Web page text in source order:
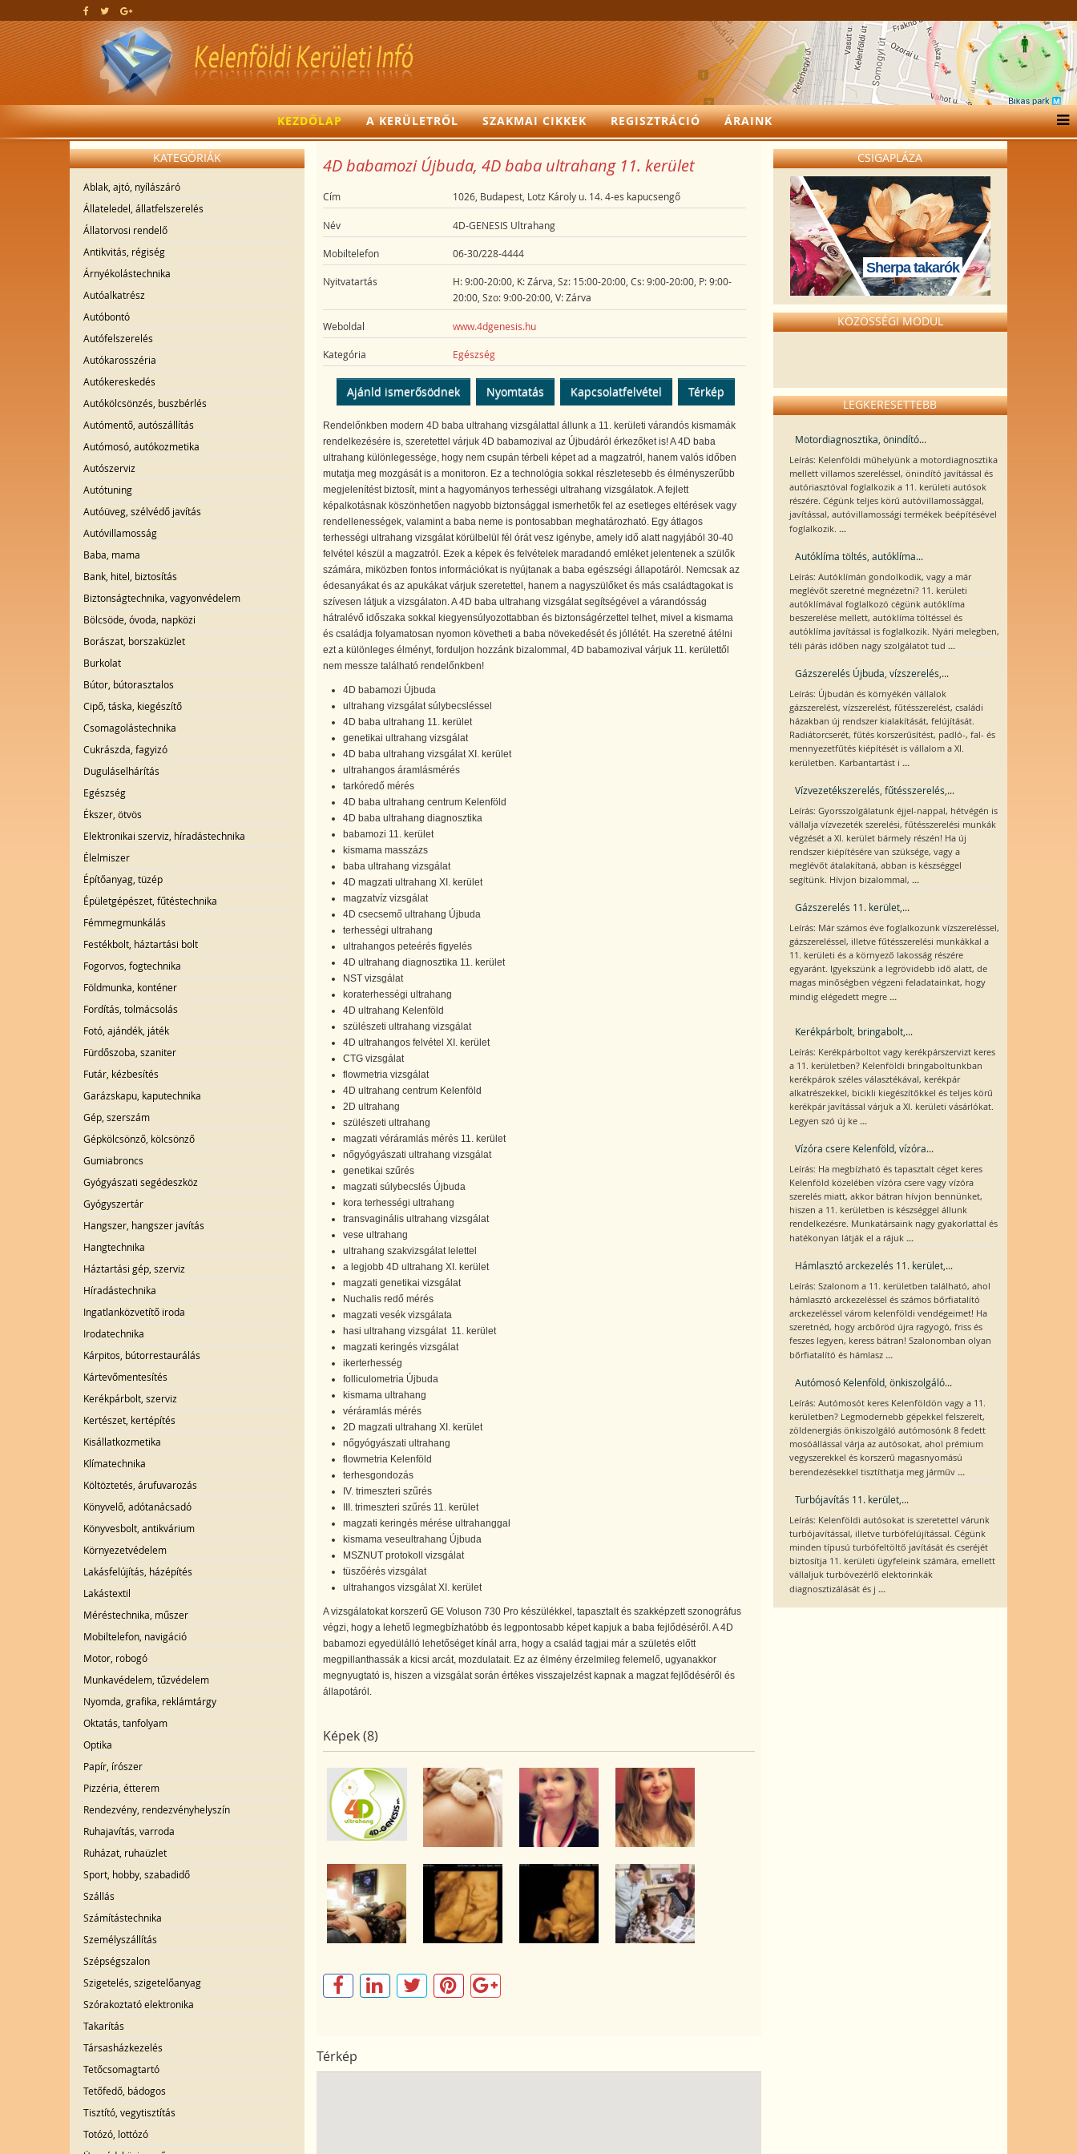
KEZDŐLAP A KERÜLETRŐL SZAKMAI CIKKEK REGISZTRÁCIÓ ÁRAINK
KATEGÓRIÁK
Ablak, ajtó, nyílászáró
Állateledel, állatfelszerelés
Állatorvosi rendelő
Antikvitás, régiség
Árnyékolástechnika
Autóalkatrész
Autóbontó
Autófelszerelés
Autókarosszéria
Autókereskedés
Autókölcsönzés, buszbérlés
Autómentő, autószállítás
Autómosó, autókozmetika
Autószerviz
Autótuning
Autóüveg, szélvédő javítás
Autóvillamosság
Baba, mama
Bank, hitel, biztosítás
Biztonságtechnika, vagyonvédelem
Bölcsöde, óvoda, napközi
Borászat, borszaküzlet
Burkolat
Bútor, bútorasztalos
Cipő, táska, kiegészítő
Csomagolástechnika
Cukrászda, fagyizó
Duguláselhárítás
Egészség
Ékszer, ötvös
Elektronikai szerviz, híradástechnika
Élelmiszer
Építőanyag, tüzép
Épületgépészet, fűtéstechnika
Fémmegmunkálás
Festékbolt, háztartási bolt
Fogorvos, fogtechnika
Földmunka, konténer
Fordítás, tolmácsolás
Fotó, ajándék, játék
Fürdőszoba, szaniter
Futár, kézbesítés
Garázskapu, kaputechnika
Gép, szerszám
Gépkölcsönző, kölcsönző
Gumiabroncs
Gyógyászati segédeszköz
Gyógyszertár
Hangszer, hangszer javítás
Hangtechnika
Háztartási gép, szerviz
Híradástechnika
Ingatlanközvetítő iroda
Irodatechnika
Kárpitos, bútorrestaurálás
Kártevőmentesítés
Kerékpárbolt, szerviz
Kertészet, kertépítés
Kisállatkozmetika
Klímatechnika
Költöztetés, árufuvarozás
Könyvelő, adótanácsadó
Könyvesbolt, antikvárium
Környezetvédelem
Lakásfelújítás, házépítés
Lakástextil
Méréstechnika, műszer
Mobiltelefon, navigáció
Motor, robogó
Munkavédelem, tűzvédelem
Nyomda, grafika, reklámtárgy
Oktatás, tanfolyam
Optika
Papír, írószer
Pizzéria, étterem
Rendezvény, rendezvényhelyszín
Ruhajavítás, varroda
Ruházat, ruhaüzlet
Sport, hobby, szabadidő
Szállás
Számítástechnika
Személyszállítás
Szépségszalon
Szigetelés, szigetelőanyag
Szórakoztató elektronika
Takarítás
Társasházkezelés
Tetőcsomagtartó
Tetőfedő, bádogos
Tisztító, vegytisztítás
Totózó, lottózó
4D babamozi Újbuda, 4D baba ultrahang 11. kerület
Cím 1026, Budapest, Lotz Károly u. 14. 4-es kapucsengő
Név 4D-GENESIS Ultrahang
Mobiltelefon 06-30/228-4444
Nyitvatartás
H: 9:00-20:00, K: Zárva, Sz: 15:00-20:00, Cs: 9:00-20:00, P: 9:00-
20:00, Szo: 9:00-20:00, V: Zárva
Weboldal www.4dgenesis.hu
Kategória Egészség
Ajánld ismerősödnek Nyomtatás Kapcsolatfelvétel Térkép
Rendelőnkben modern 4D baba ultrahang vizsgálattal állunk a 11. kerületi várandós kismamák
rendelkezésére is, szeretettel várjuk 4D babamozival az Újbudáról érkezőket is! A 4D baba
ultrahang különlegessége, hogy nem csupán térbeli képet ad a magzatról, hanem valós időben
mutatja meg mozgását is a monitoron. Ez a technológia sokkal részletesebb és élményszerűbb
megjelenítést biztosít, mint a hagyományos terhességi ultrahang vizsgálatok. A fejlett
képalkotásnak köszönhetően nagyobb biztonsággal ismerhetők fel az esetleges eltérések vagy
rendellenességek, valamint a baba neme is pontosabban meghatározható. Egy átlagos
terhességi ultrahang vizsgálat körülbelül fél órát vesz igénybe, amely idő alatt nagyjából 30-40
felvétel készül a magzatról. Ezek a képek és felvételek maradandó emléket jelentenek a szülők
számára, miközben fontos információkat is nyújtanak a baba egészségi állapotáról. Nemcsak az
édesanyákat és az apukákat várjuk szeretettel, hanem a nagyszülőket és más családtagokat is
szívesen látjuk a vizsgálaton. A 4D baba ultrahang vizsgálat segítségével a várandósság
hátralévő időszaka sokkal kiegyensúlyozottabban és biztonságérzettel telhet, mivel a kismama
és családja folyamatosan nyomon követheti a baba növekedését és jóllétét. Ha szeretné átélni
ezt a különleges élményt, forduljon hozzánk bizalommal, 4D babamozival várjuk 11. kerülettől
nem messze található rendelőnkben!
4D babamozi Újbuda
ultrahang vizsgálat súlybecsléssel
4D baba ultrahang 11. kerület
genetikai ultrahang vizsgálat
4D baba ultrahang vizsgálat XI. kerület
ultrahangos áramlásmérés
tarkóredő mérés
4D baba ultrahang centrum Kelenföld
4D baba ultrahang diagnosztika
babamozi 11. kerület
kismama masszázs
baba ultrahang vizsgálat
4D magzati ultrahang XI. kerület
magzatvíz vizsgálat
4D csecsemő ultrahang Újbuda
terhességi ultrahang
ultrahangos peteérés figyelés
4D ultrahang diagnosztika 11. kerület
NST vizsgálat
koraterhességi ultrahang
4D ultrahang Kelenföld
szülészeti ultrahang vizsgálat
4D ultrahangos felvétel XI. kerület
CTG vizsgálat
flowmetria vizsgálat
4D ultrahang centrum Kelenföld
2D ultrahang
szülészeti ultrahang
magzati véráramlás mérés 11. kerület
nőgyógyászati ultrahang vizsgálat
genetikai szűrés
magzati súlybecslés Újbuda
kora terhességi ultrahang
transvaginális ultrahang vizsgálat
vese ultrahang
ultrahang szakvizsgálat lelettel
a legjobb 4D ultrahang XI. kerület
magzati genetikai vizsgálat
Nuchalis redő mérés
magzati vesék vizsgálata
hasi ultrahang vizsgálat 11. kerület
magzati keringés vizsgálat
ikerterhesség
folliculometria Újbuda
kismama ultrahang
véráramlás mérés
2D magzati ultrahang XI. kerület
nőgyógyászati ultrahang
flowmetria Kelenföld
terhesgondozás
IV. trimeszteri szűrés
III. trimeszteri szűrés 11. kerület
magzati keringés mérése ultrahanggal
kismama veseultrahang Újbuda
MSZNUT protokoll vizsgálat
tüszőérés vizsgálat
ultrahangos vizsgálat XI. kerület
A vizsgálatokat korszerű GE Voluson 730 Pro készülékkel, tapasztalt és szakképzett szonográfus
végzi, hogy a lehető legmegbízhatóbb és legpontosabb képet kapjuk a baba fejlődéséről. A 4D
babamozi egyedülálló lehetőséget kínál arra, hogy a család tagjai már a születés előtt
megpillanthassák a kicsi arcát, mozdulatait. Ez az élmény érzelmileg felemelő, ugyanakkor
megnyugtató is, hiszen a vizsgálat során értékes visszajelzést kapnak a magzat fejlődéséről és
állapotáról.
Képek (8)
Térkép
CSIGAPLÁZA
Sherpa takarók
KÖZÖSSÉGI MODUL
LEGKERESETTEBB
Motordiagnosztika, önindító...
Leírás: Kelenföldi műhelyünk a motordiagnosztika
mellett villamos szereléssel, önindító javítással és
autóriasztóval foglalkozik a 11. kerületi autósok
részére. Cégünk teljes körű autóvillamossággal,
javítással, autóvillamossági termékek beépítésével
foglalkozik. ...
Autóklíma töltés, autóklíma...
Leírás: Autóklímán gondolkodik, vagy a már
meglévőt szeretné megnézetni? 11. kerületi
autóklímával foglalkozó cégünk autóklíma
beszerelése mellett, autóklíma töltéssel és
autóklíma javítással is foglalkozik. Nyári melegben,
téli párás időben nagy szolgálatot tud ...
Gázszerelés Újbuda, vízszerelés,...
Leírás: Újbudán és környékén vállalok
gázszerelést, vízszerelést, fűtésszerelést, családi
házakban új rendszer kialakítását, felújítását.
Radiátorcserét, fűtés korszerűsítést, padló-, fal- és
mennyezetfűtés kiépítését is vállalom a XI.
kerületben. Karbantartást i ...
Vízvezetékszerelés, fűtésszerelés,...
Leírás: Gyorsszolgálatunk éjjel-nappal, hétvégén is
vállalja vízvezeték szerelési, fűtésszerelési munkák
végzését a XI. kerület bármely részén! Ha új
rendszer kiépítésére van szüksége, vagy a
meglévőt átalakítaná, abban is készséggel
segítünk. Hívjon bizalommal, ...
Gázszerelés 11. kerület,...
Leírás: Már számos éve foglalkozunk vízszereléssel,
gázszereléssel, illetve fűtésszerelési munkákkal a
11. kerületi és a környező lakosság részére
egyaránt. Igyekszünk a legrövidebb idő alatt, de
magas minőségben végzeni feladatainkat, hogy
mindig elégedett megre ...
Kerékpárbolt, bringabolt,...
Leírás: Kerékpárboltot vagy kerékpárszervizt keres
a 11. kerületben? Kelenföldi bringaboltunkban
kerékpárok széles választékával, kerékpár
alkatrészekkel, bicikli kiegészítőkkel és teljes körű
kerékpár javítással várjuk a XI. kerületi vásárlókat.
Legyen szó új ke ...
Vízóra csere Kelenföld, vízóra...
Leírás: Ha megbízható és tapasztalt céget keres
Kelenföld közelében vízóra csere vagy vízóra
szerelés miatt, akkor bátran hívjon bennünket,
hiszen a 11. kerületben is készséggel állunk
rendelkezésre. Munkatársaink nagy gyakorlattal és
hatékonyan látják el a rájuk ...
Hámlasztó arckezelés 11. kerület,...
Leírás: Szalonom a 11. kerületben található, ahol
hámlasztó arckezeléssel és számos bőrfiatalító
arckezeléssel várom kelenföldi vendégeimet! Ha
szeretnéd, hogy arcbőröd újra ragyogó, friss és
feszes legyen, keress bátran! Szalonomban olyan
bőrfiatalító és hámlasz ...
Autómosó Kelenföld, önkiszolgáló...
Leírás: Autómosót keres Kelenföldön vagy a 11.
kerületben? Legmodernebb gépekkel felszerelt,
zöldenergiás önkiszolgáló autómosónk 8 fedett
mosóállással várja az autósokat, ahol prémium
vegyszerekkel és korszerű magasnyomású
berendezésekkel tisztíthatja meg járműv ...
Turbójavítás 11. kerület,...
Leírás: Kelenföldi autósokat is szeretettel várunk
turbójavítással, illetve turbófelújítással. Cégünk
minden típusú turbófeltöltő javítását és cseréjét
biztosítja 11. kerületi ügyfeleink számára, emellett
vállaljuk turbóvezérlő elektorinkák
diagnosztizálását és j ...